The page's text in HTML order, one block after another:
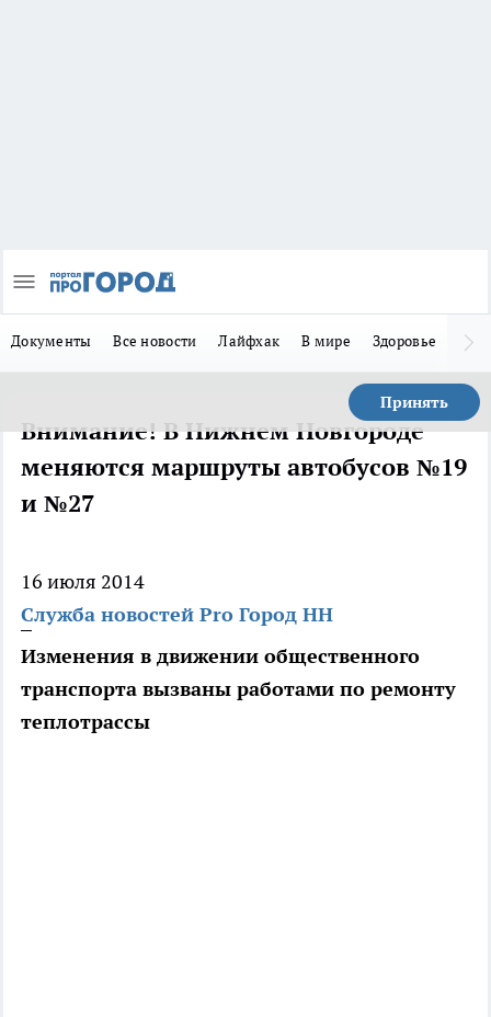
Документы Все новости Лайфхак В мире Здоровье
Принять
Внимание! В Нижнем Новгороде
меняются маршруты автобусов №19
и №27
16 июля 2014
Служба новостей Pro Город НН
Изменения в движении общественного
транспорта вызваны работами по ремонту
теплотрассы